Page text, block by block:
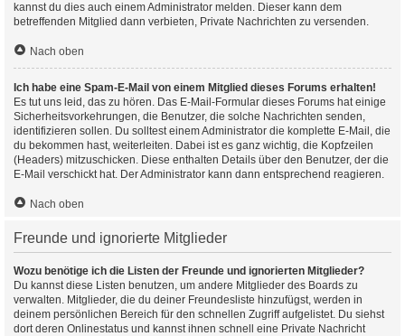
kannst du dies auch einem Administrator melden. Dieser kann dem
betreffenden Mitglied dann verbieten, Private Nachrichten zu versenden.
Nach oben
Ich habe eine Spam-E-Mail von einem Mitglied dieses Forums erhalten!
Es tut uns leid, das zu hören. Das E-Mail-Formular dieses Forums hat einige
Sicherheitsvorkehrungen, die Benutzer, die solche Nachrichten senden,
identifizieren sollen. Du solltest einem Administrator die komplette E-Mail, die
du bekommen hast, weiterleiten. Dabei ist es ganz wichtig, die Kopfzeilen
(Headers) mitzuschicken. Diese enthalten Details über den Benutzer, der die
E-Mail verschickt hat. Der Administrator kann dann entsprechend reagieren.
Nach oben
Freunde und ignorierte Mitglieder
Wozu benötige ich die Listen der Freunde und ignorierten Mitglieder?
Du kannst diese Listen benutzen, um andere Mitglieder des Boards zu
verwalten. Mitglieder, die du deiner Freundesliste hinzufügst, werden in
deinem persönlichen Bereich für den schnellen Zugriff aufgelistet. Du siehst
dort deren Onlinestatus und kannst ihnen schnell eine Private Nachricht